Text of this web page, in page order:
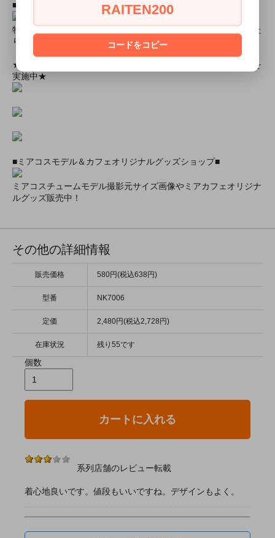
■とにかく安くて高品質な商品が欲しい！という方■
特別割引商品を掲載しています！最大８０％引きの商品もあった
りします！
★ミアカフェ・ミアリラではミアコス衣装を着用したイベントを
実施中★
■ミアコスモデル＆カフェオリジナルグッズショップ■
ミアコスチュームモデル撮影元サイズ画像やミアカフェオリジナ
ルグッズ販売中！
その他の詳細情報
販売価格 580円(税込638円)
型番 NK7006
定価 2,480円(税込2,728円)
在庫状況 残り55です
個数
カートに入れる
系列店舗のレビュー転載
着心地良いです。値段もいいですね。デザインもよく。
RAITEN200
コードをコピー